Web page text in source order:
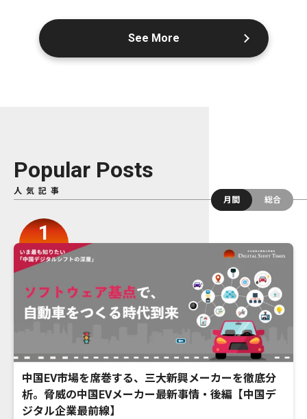
See More
Popular Posts
人気記事
月間
総合
中国EV市場を席巻する、三大新興メーカーを徹底分
析。脅威の中国EVメーカー最新事情・後編【中国デ
ジタル企業最前線】